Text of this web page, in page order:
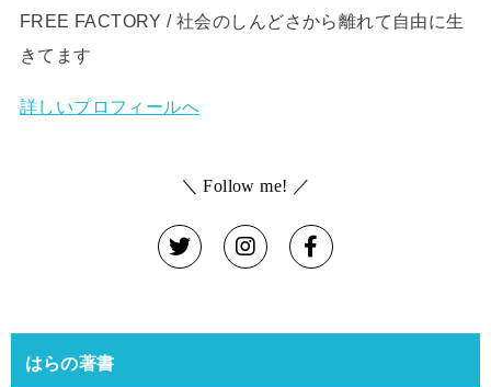
FREE FACTORY / 社会のしんどさから離れて自由に生
きてます
詳しいプロフィールへ
＼ Follow me! ／
はらの著書